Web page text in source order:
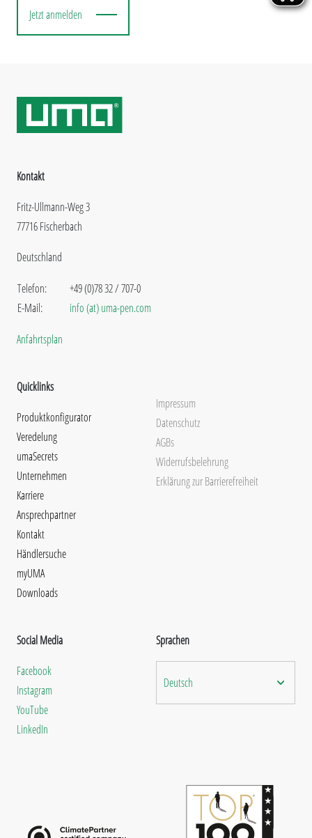
Jetzt anmelden
Kontakt
Fritz-Ullmann-Weg 3
77716 Fischerbach
Deutschland
Telefon:
E-Mail:
+49 (0)78 32 / 707-0
info (at) uma-pen.com
Anfahrtsplan
Quicklinks
Produktkonfigurator
Veredelung
umaSecrets
Unternehmen
Karriere
Ansprechpartner
Kontakt
Händlersuche
myUMA
Downloads
Impressum
Datenschutz
AGBs
Widerrufsbelehrung
Erklärung zur Barrierefreiheit
Social Media
Facebook
Instagram
YouTube
LinkedIn
Sprachen
Deutsch